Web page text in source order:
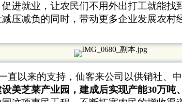
进就业，让农民们不用外出打工就能
压减负的同时，带动更多企业发展农
直以来的支持，仙客来公司以供销社、
美芝莱产业园， 建成后实现产能30万吨